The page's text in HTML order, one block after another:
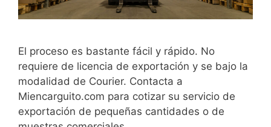
El proceso es bastante fácil y rápido. No
requiere de licencia de exportación y se bajo la
modalidad de Courier. Contacta a
Miencarguito.com para cotizar su servicio de
exportación de pequeñas cantidades o de